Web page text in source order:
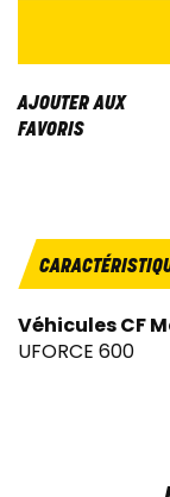
AJOUTER AUX
FAVORIS
Véhicules CF
UFORCE 600